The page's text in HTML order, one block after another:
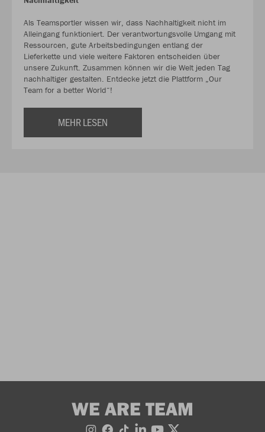
Als Teamsportler wissen wir, dass Nachhaltigkeit nicht im
Alleingang funktioniert. Der verantwortungsvolle Umgang mit
Ressourcen, gute Arbeitsbedingungen entlang der
Lieferkette und viele weitere Faktoren entscheiden über
unsere Zukunft. Zusammen können wir die Welt jeden Tag
nachhaltiger gestalten. Entdecke jetzt die Plattform „Our
Team for a better World“!
MEHR LESEN
WE ARE TEAM